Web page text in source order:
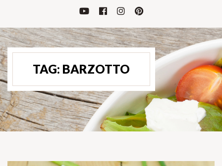
TAG: BARZOTTO